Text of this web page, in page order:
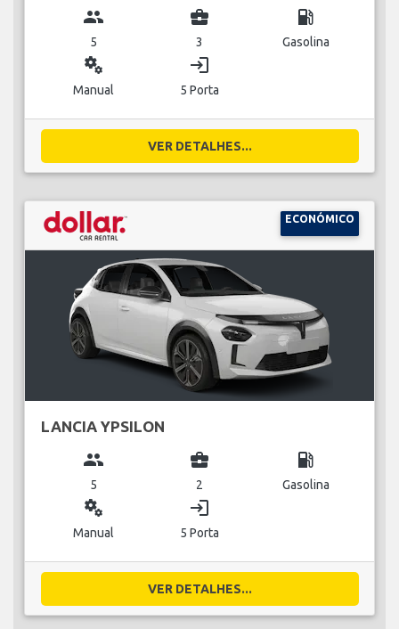
group
5
business_center
3
local_gas_station
Gasolina
miscellaneous_services
Manual
login
5 Porta
VER DETALHES...
ECONÓMICO
LANCIA YPSILON
group
5
business_center
2
local_gas_station
Gasolina
miscellaneous_services
Manual
login
5 Porta
VER DETALHES...